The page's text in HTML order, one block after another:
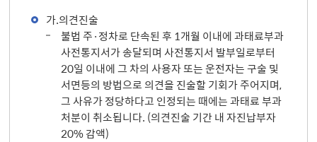
가.의견진술
불법 주·정차로 단속된 후 1개월 이내에 과태료부과
사전통지서가 송달되며 사전통지서 발부일로부터
20일 이내에 그 차의 사용자 또는 운전자는 구술 및
서면등의 방법으로 의견을 진술할 기회가 주어지며,
그 사유가 정당하다고 인정되는 때에는 과태료 부과
처분이 취소됩니다. (의견진술 기간 내 자진납부자
20% 감액)